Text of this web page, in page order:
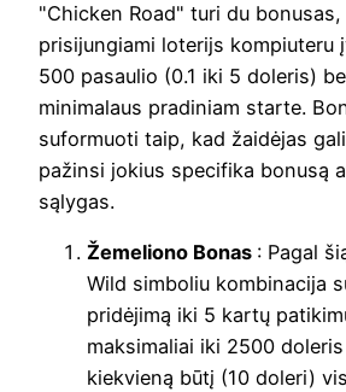
"Chicken Road" turi du
prisijungiami loterijs kompiuteru
500 pasaulio (0.1 iki 5 doleris)
minimalaus pradiniam starte.
suformuoti taip, kad žaidėjas
pažinsi jokius specifika bonusą
sąlygas.
Žemeliono Bonas : Pagal
Wild simboliu kombinacija
pridėjimą iki 5 kartų
maksimaliai iki 2500
kiekvieną būtį (10 doleri)